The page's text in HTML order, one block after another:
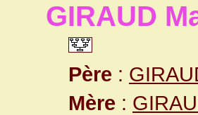
GIRAUD
Père :
Mère :